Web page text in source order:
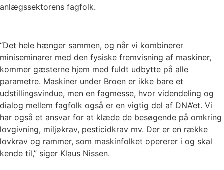
anlægssektorens fagfolk.
“Det hele hænger sammen, og når vi kombinerer
miniseminarer med den fysiske fremvisning af maskiner,
kommer gæsterne hjem med fuldt udbytte på alle
parametre. Maskiner under Broen er ikke bare et
udstillingsvindue, men en fagmesse, hvor videndeling og
dialog mellem fagfolk også er en vigtig del af DNA’et. Vi
har også et ansvar for at klæde de besøgende på omkring
lovgivning, miljøkrav, pesticidkrav mv. Der er en række
lovkrav og rammer, som maskinfolket opererer i og skal
kende til,” siger Klaus Nissen.